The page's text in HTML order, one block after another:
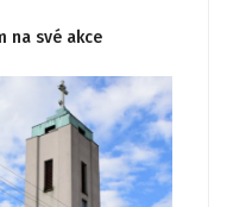
na své akce